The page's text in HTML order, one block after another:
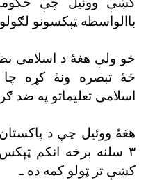
باالواسطه ټېکسونو
خو ولې هغۀ د اسلامى
څۀ تبصره ونۀ کړه
اسلامى تعليماتو په ضد
٣ سلنه برخه انکم
کښې تر ټولو کمه ده ـ